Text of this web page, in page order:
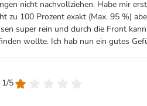
nicht nachvollziehen. Habe mir
zu 100 Prozent exakt (Max. 95 %)
super rein und durch die Front
wollte. Ich hab nun ein gutes
1/5